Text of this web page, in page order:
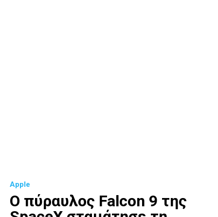
Apple
Ο πύραυλος Falcon 9 της